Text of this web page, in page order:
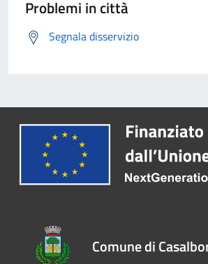
Problemi in città
Segnala disservizio
Comune di